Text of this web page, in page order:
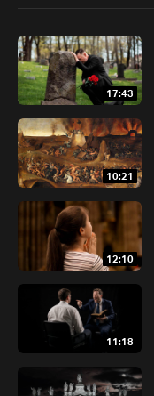
17:43
10:21
12:10
11:18